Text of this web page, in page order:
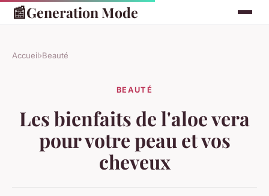
📰Generation Mode
Accueil›Beauté
BEAUTÉ
Les bienfaits de l'aloe vera
pour votre peau et vos
cheveux